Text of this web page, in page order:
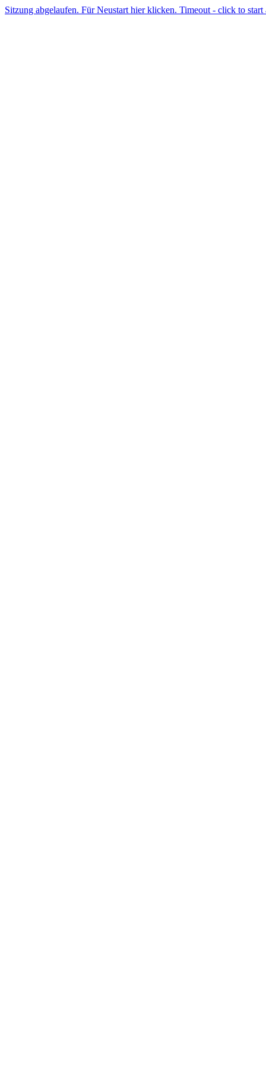
Sitzung abgelaufen. Für Neustart hier klicken. Timeout - click to start